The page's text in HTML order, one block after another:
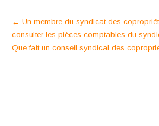
Post
navigation
← Un membre du syndicat des
consulter les pièces comptables du
Que fait un conseil syndical des